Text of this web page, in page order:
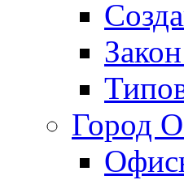
Город